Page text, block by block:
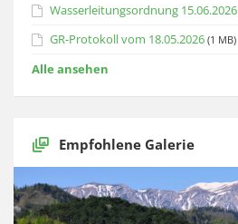
Wasserleitungsordnung 15.06.2026
GR-Protokoll vom 18.05.2026 (1 MB)
Alle ansehen
Empfohlene Galerie